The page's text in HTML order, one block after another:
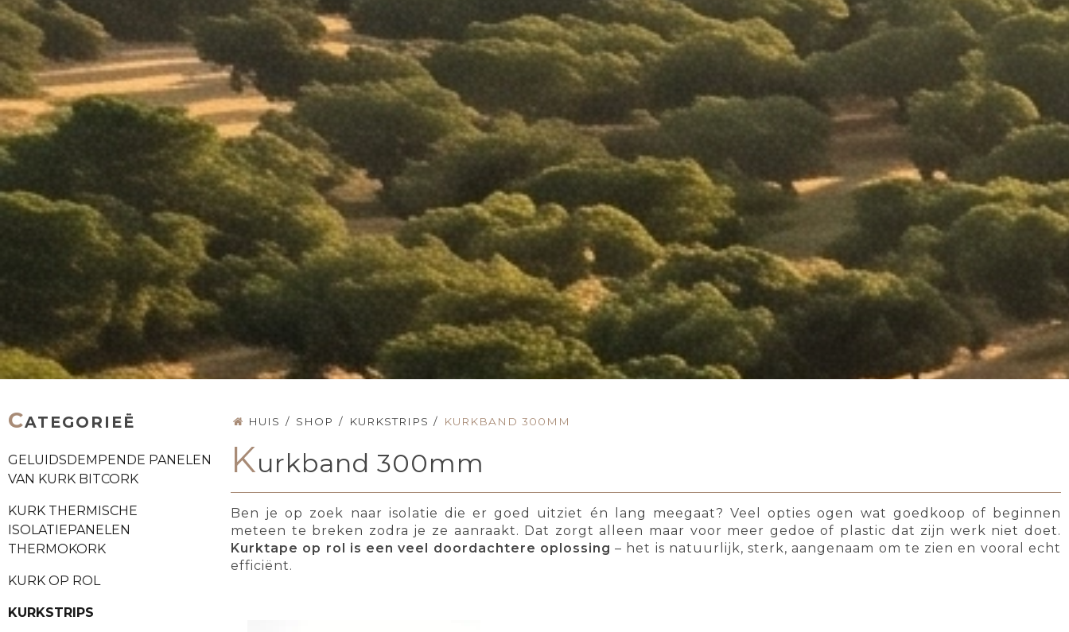
CATEGORIEË
GELUIDSDEMPENDE PANELEN
VAN KURK BITCORK
KURK THERMISCHE
ISOLATIEPANELEN
THERMOKORK
KURK OP ROL
KURKSTRIPS
HUIS / SHOP / KURKSTRIPS / KURKBAND 300MM
Kurkband 300mm
Ben je op zoek naar isolatie die er goed uitziet én lang meegaat? Veel opties ogen wat goedkoop of beginnen
meteen te breken zodra je ze aanraakt. Dat zorgt alleen maar voor meer gedoe of plastic dat zijn werk niet doet.
Kurktape op rol is een veel doordachtere oplossing – het is natuurlijk, sterk, aangenaam om te zien en vooral echt
efficiënt.